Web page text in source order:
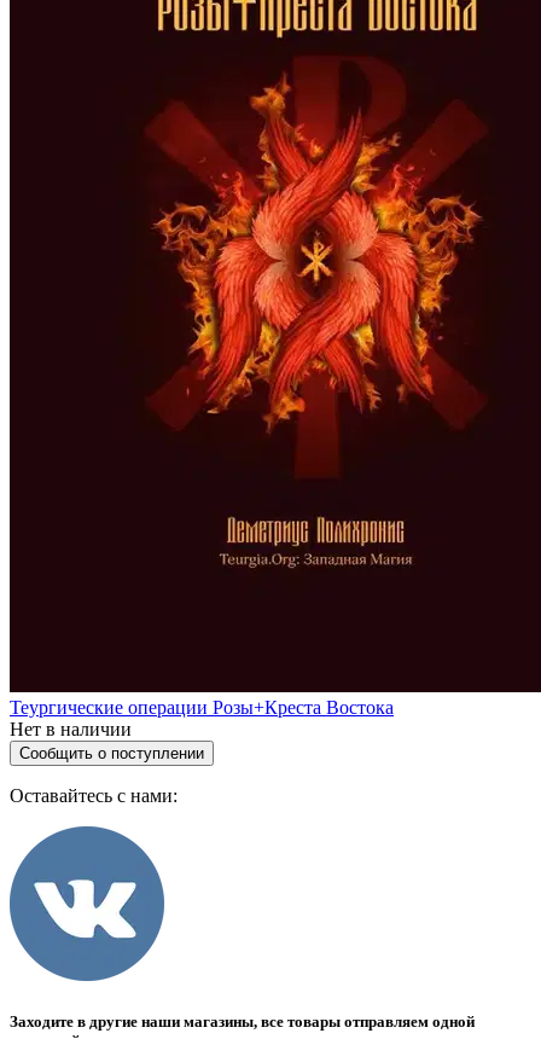
Теургические операции Розы+Креста Востока
Нет в наличии
Сообщить о поступлении
Оставайтесь с нами:
Заходите в другие наши магазины, все товары отправляем одной